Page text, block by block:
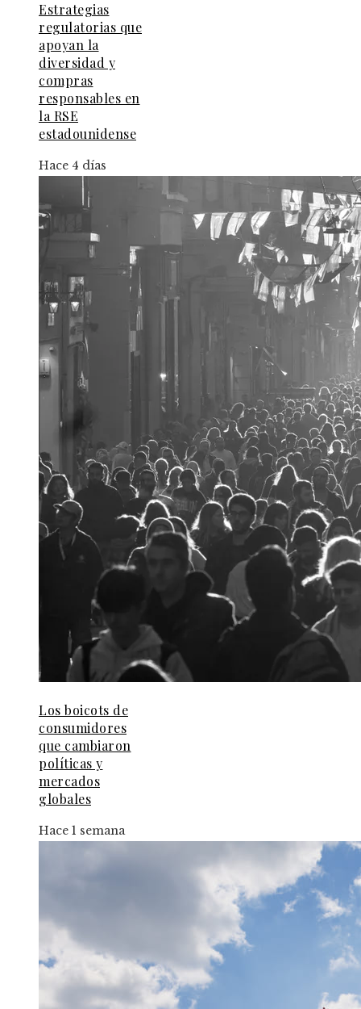
Estrategias
regulatorias que
apoyan la
diversidad y
compras
responsables en
la RSE
estadounidense
Hace 4 días
Los boicots de
consumidores
que cambiaron
políticas y
mercados
globales
Hace 1 semana